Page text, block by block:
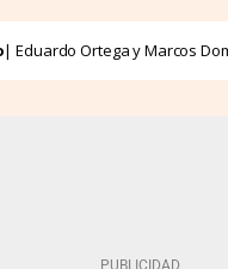
| Eduardo Ortega y Marcos